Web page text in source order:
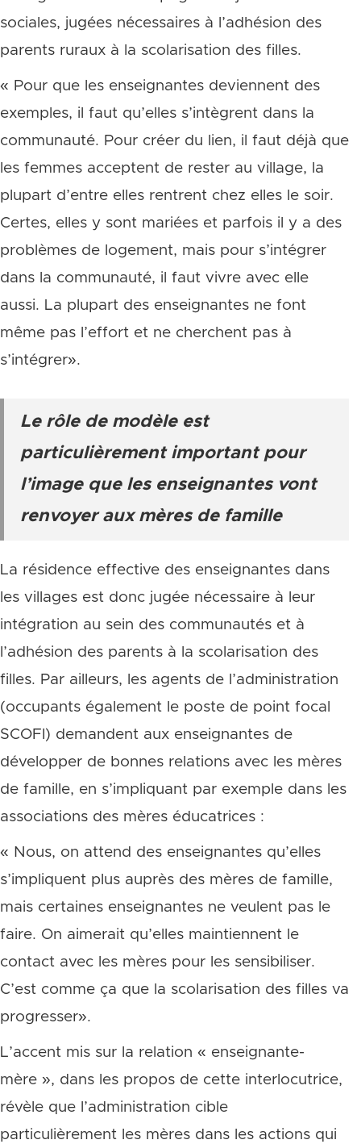
sociales, jugées nécessaires à l’adhésion des
parents ruraux à la scolarisation des filles.
« Pour que les enseignantes deviennent des
exemples, il faut qu’elles s’intègrent dans la
communauté. Pour créer du lien, il faut déjà que
les femmes acceptent de rester au village, la
plupart d’entre elles rentrent chez elles le soir.
Certes, elles y sont mariées et parfois il y a des
problèmes de logement, mais pour s’intégrer
dans la communauté, il faut vivre avec elle
aussi. La plupart des enseignantes ne font
même pas l’effort et ne cherchent pas à
s’intégrer».
Le rôle de modèle est
particulièrement important pour
l’image que les enseignantes vont
renvoyer aux mères de famille
La résidence effective des enseignantes dans
les villages est donc jugée nécessaire à leur
intégration au sein des communautés et à
l’adhésion des parents à la scolarisation des
filles. Par ailleurs, les agents de l’administration
(occupants également le poste de point focal
SCOFI) demandent aux enseignantes de
développer de bonnes relations avec les mères
de famille, en s’impliquant par exemple dans les
associations des mères éducatrices :
« Nous, on attend des enseignantes qu’elles
s’impliquent plus auprès des mères de famille,
mais certaines enseignantes ne veulent pas le
faire. On aimerait qu’elles maintiennent le
contact avec les mères pour les sensibiliser.
C’est comme ça que la scolarisation des filles va
progresser».
L’accent mis sur la relation « enseignante-
mère », dans les propos de cette interlocutrice,
révèle que l’administration cible
particulièrement les mères dans les actions qui